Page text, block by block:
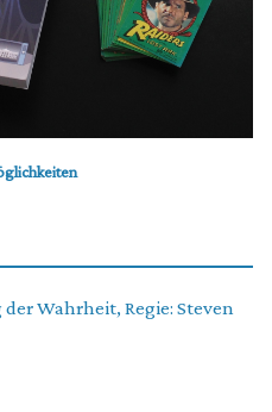
Wahrheit, Regie: Steven